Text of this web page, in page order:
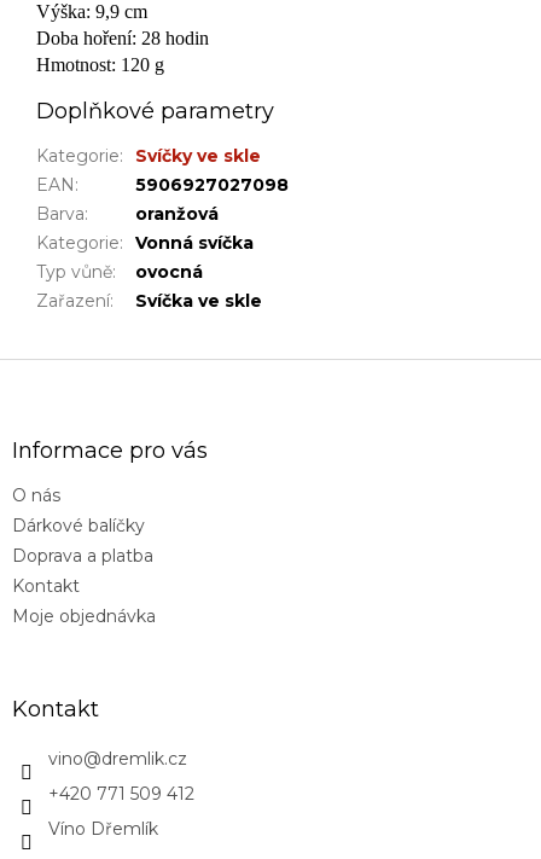
Výška: 9,9 cm
Doba hoření: 28 hodin
Hmotnost: 120 g
Doplňkové parametry
Kategorie:
Svíčky ve skle
EAN:
5906927027098
Barva:
oranžová
Kategorie:
Vonná svíčka
Typ vůně:
ovocná
Zařazení: Svíčka ve skle
Informace pro vás
O nás
Dárkové balíčky
Doprava a platba
Kontakt
Moje objednávka
Kontakt
vino@dremlik.cz
+420 771 509 412
Víno Dřemlík